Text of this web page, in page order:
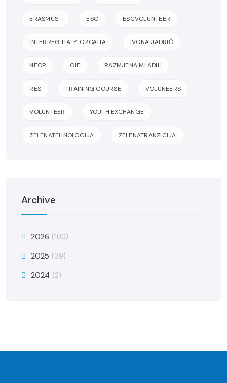
ERASMUS+ ESC ESCVOLUNTEER
INTERREG ITALY-CROATIA IVONA JADRIĆ
NECP OIE RAZMJENA MLADIH
RES TRAINING COURSE VOLUNEERS
VOLUNTEER YOUTH EXCHANGE
ZELENATEHNOLOGIJA ZELENATRANZICIJA
Archive
2026 (100)
2025 (39)
2024 (2)